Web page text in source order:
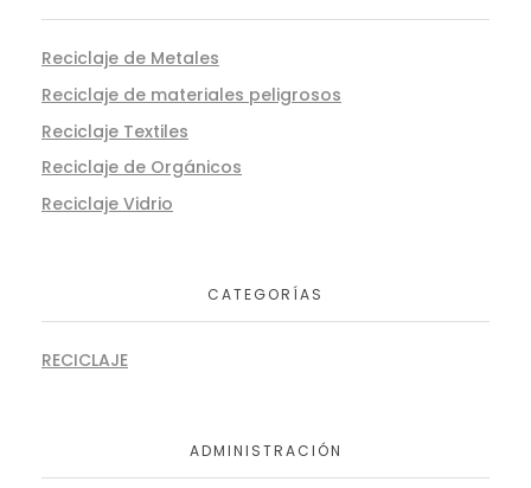
Reciclaje de Metales
Reciclaje de materiales peligrosos
Reciclaje Textiles
Reciclaje de Orgánicos
Reciclaje Vidrio
CATEGORÍAS
RECICLAJE
ADMINISTRACIÓN